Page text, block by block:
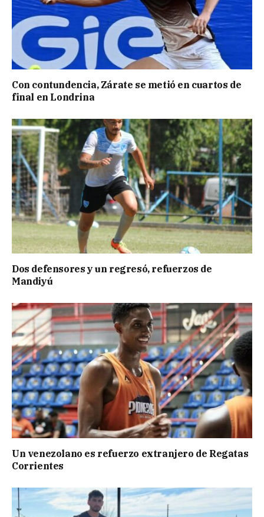
Con contundencia, Zárate se metió en cuartos de
final en Londrina
Dos defensores y un regresó, refuerzos de
Mandiyú
Un venezolano es refuerzo extranjero de Regatas
Corrientes